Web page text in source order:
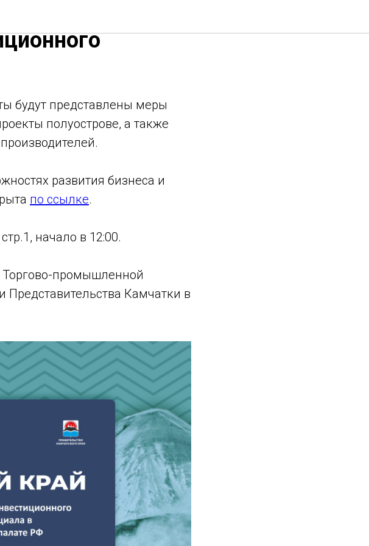
презентация
будут представлены меры
полуострове, а также
развития бизнеса и
по ссылке.
начало в 12:00.
промышленной
Камчатки в